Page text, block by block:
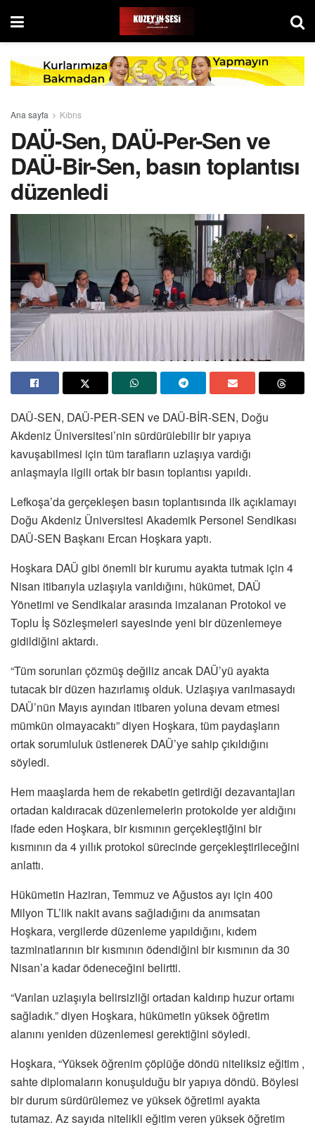
Ana sayfa Kıbrıs
DAÜ-Sen, DAÜ-Per-Sen ve
DAÜ-Bir-Sen, basın toplantısı
düzenledi
DAÜ-SEN, DAÜ-PER-SEN ve DAÜ-BİR-SEN, Doğu
Akdeniz Üniversitesi’nin sürdürülebilir bir yapıya
kavuşabilmesi için tüm tarafların uzlaşıya vardığı
anlaşmayla ilgili ortak bir basın toplantısı yapıldı.
Lefkoşa’da gerçekleşen basın toplantısında ilk açıklamayı
Doğu Akdeniz Üniversitesi Akademik Personel Sendikası
DAÜ-SEN Başkanı Ercan Hoşkara yaptı.
Hoşkara DAÜ gibi önemli bir kurumu ayakta tutmak için 4
Nisan itibarıyla uzlaşıyla varıldığını, hükümet, DAÜ
Yönetimi ve Sendikalar arasında imzalanan Protokol ve
Toplu İş Sözleşmeleri sayesinde yeni bir düzenlemeye
gidildiğini aktardı.
“Tüm sorunları çözmüş değiliz ancak DAÜ’yü ayakta
tutacak bir düzen hazırlamış olduk. Uzlaşıya varılmasaydı
DAÜ’nün Mayıs ayından itibaren yoluna devam etmesi
mümkün olmayacaktı” diyen Hoşkara, tüm paydaşların
ortak sorumluluk üstlenerek DAÜ’ye sahip çıkıldığını
söyledi.
Hem maaşlarda hem de rekabetin getirdiği dezavantajları
ortadan kaldıracak düzenlemelerin protokolde yer aldığını
ifade eden Hoşkara, bir kısmının gerçekleştiğini bir
kısmının da 4 yıllık protokol sürecinde gerçekleştirileceğini
anlattı.
Hükümetin Haziran, Temmuz ve Ağustos ayı için 400
Milyon TL’lik nakit avans sağladığını da anımsatan
Hoşkara, vergilerde düzenleme yapıldığını, kıdem
tazminatlarının bir kısmının ödendiğini bir kısmının da 30
Nisan’a kadar ödeneceğini belirtti.
“Varılan uzlaşıyla belirsizliği ortadan kaldırıp huzur ortamı
sağladık.” diyen Hoşkara, hükümetin yüksek öğretim
alanını yeniden düzenlemesi gerektiğini söyledi.
Hoşkara, “Yüksek öğrenim çöplüğe döndü niteliksiz eğitim ,
sahte diplomaların konuşulduğu bir yapıya döndü. Böylesi
bir durum sürdürülemez ve yüksek öğretimi ayakta
tutamaz. Az sayıda nitelikli eğitim veren yüksek öğretim